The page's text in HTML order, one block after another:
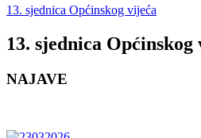
13. sjednica Općinskog vijeća
13. sjednica Općinskog
NAJAVE